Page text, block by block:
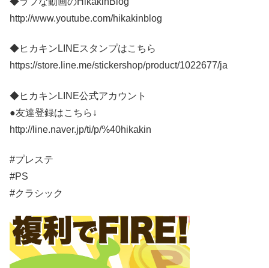
http://www.youtube.com/hikakinblog
◆ヒカキンLINEスタンプはこちら
https://store.line.me/stickershop/product/1022677/ja
◆ヒカキンLINE公式アカウント
●友達登録はこちら↓
http://line.naver.jp/ti/p/%40hikakin
#プレステ
#PS
#クラシック